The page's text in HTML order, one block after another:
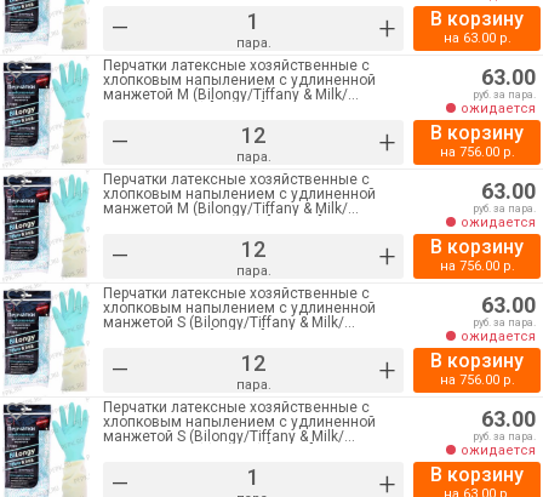
– пара. + В корзину
на 63.00р.
Перчатки латексные хозяйственные с
хлопковым напылением с удлиненной
манжетой M (Bilongy/Tiffany & Milk/
– пара. +
63.00
руб. за пара.
ожидается
В корзину
на 756.00р.
Перчатки латексные хозяйственные с
хлопковым напылением с удлиненной
манжетой M (Bilongy/Tiffany & Milk/
– пара. +
63.00
руб. за пара.
ожидается
В корзину
на 756.00р.
Перчатки латексные хозяйственные с
хлопковым напылением с удлиненной
манжетой S (Bilongy/Tiffany & Milk/
– пара. +
63.00
руб. за пара.
ожидается
В корзину
на 756.00р.
Перчатки латексные хозяйственные с
хлопковым напылением с удлиненной
манжетой S (Bilongy/Tiffany & Milk/
– +
63.00
руб. за пара.
ожидается
В корзину